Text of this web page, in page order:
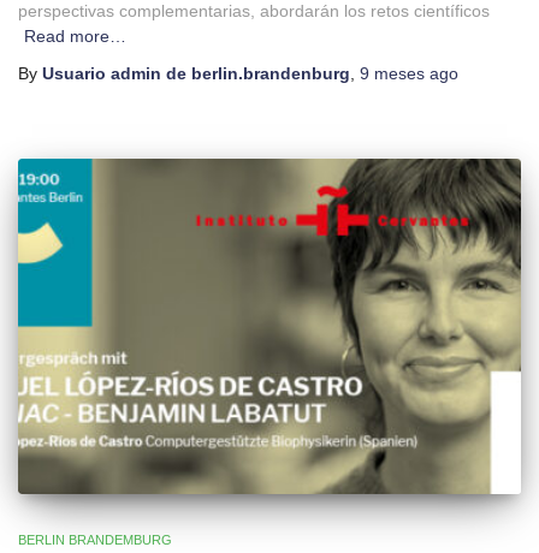
perspectivas complementarias, abordarán los retos científicos
Read more…
By Usuario admin de berlin.brandenburg, 9 meses ago
BERLIN BRANDEMBURG